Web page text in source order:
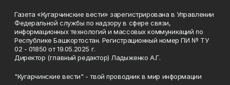
Газета «Кугарчинские вести» зарегистрирована в Управлении
Федеральной службы по надзору в сфере связи,
информационных технологий и массовых коммуникаций по
Республике Башкортостан. Регистрационный номер ПИ № ТУ
02 - 01850 от 19.05.2025 г.
Директор (главный редактор) Ладыженко А.Г.
"Кугарчинские вести" - твой проводник в мир информации